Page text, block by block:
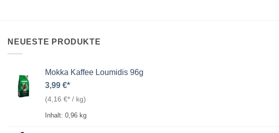
NEUESTE PRODUKTE
Mokka Kaffee Loumidis 96g
3,99 €
(4,16 € / kg)
Inhalt: 0,96 kg